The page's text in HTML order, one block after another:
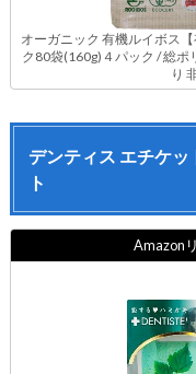
オーガニック 有機ルイボス
ク80袋(160g)４パック / 総ポ
り
デンティス エチケッ
ト
Amazon